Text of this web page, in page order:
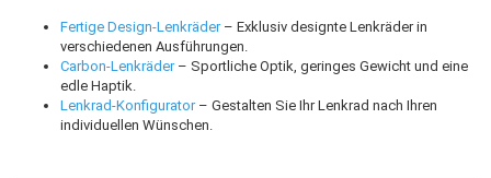
Fertige Design-Lenkräder– Exklusiv designte Lenkräder in
verschiedenen Ausführungen.
Carbon-Lenkräder– Sportliche Optik, geringes Gewicht und eine
edle Haptik.
Lenkrad-Konfigurator– Gestalten Sie Ihr Lenkrad nach Ihren
individuellen Wünschen.